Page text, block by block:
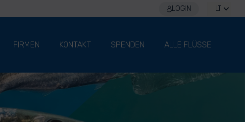
LOGIN LT
FIRMEN KONTAKT SPENDEN ALLE FLÜSSE